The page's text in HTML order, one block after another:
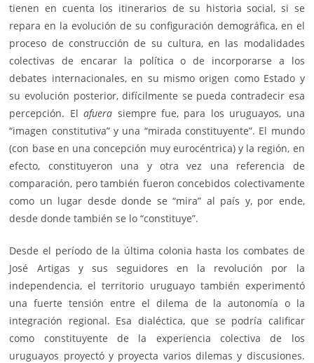
tienen en cuenta los itinerarios de su historia social, si se
repara en la evolución de su configuración demográfica, en el
proceso de construcción de su cultura, en las modalidades
colectivas de encarar la política o de incorporarse a los
debates internacionales, en su mismo origen como Estado y
su evolución posterior, difícilmente se pueda contradecir esa
percepción. El afuera siempre fue, para los uruguayos, una
“imagen constitutiva” y una “mirada constituyente”. El mundo
(con base en una concepción muy eurocéntrica) y la región, en
efecto, constituyeron una y otra vez una referencia de
comparación, pero también fueron concebidos colectivamente
como un lugar desde donde se “mira” al país y, por ende,
desde donde también se lo “constituye”.
Desde el período de la última colonia hasta los combates de
José Artigas y sus seguidores en la revolución por la
independencia, el territorio uruguayo también experimentó
una fuerte tensión entre el dilema de la autonomía o la
integración regional. Esa dialéctica, que se podría calificar
como constituyente de la experiencia colectiva de los
uruguayos proyectó y proyecta varios dilemas y discusiones.